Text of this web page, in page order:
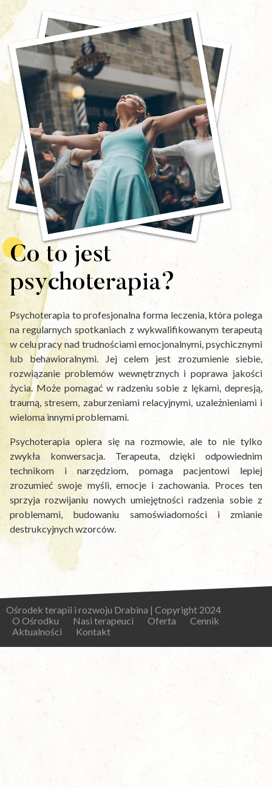
Co to jest
psychoterapia?
Psychoterapia to profesjonalna forma leczenia, która polega
na regularnych spotkaniach z wykwalifikowanym terapeutą
w celu pracy nad trudnościami emocjonalnymi, psychicznymi
lub behawioralnymi. Jej celem jest zrozumienie siebie,
rozwiązanie problemów wewnętrznych i poprawa jakości
życia. Może pomagać w radzeniu sobie z lękami, depresją,
traumą, stresem, zaburzeniami relacyjnymi, uzależnieniami i
wieloma innymi problemami.
Psychoterapia opiera się na rozmowie, ale to nie tylko
zwykła konwersacja. Terapeuta, dzięki odpowiednim
technikom i narzędziom, pomaga pacjentowi lepiej
zrozumieć swoje myśli, emocje i zachowania. Proces ten
sprzyja rozwijaniu nowych umiejętności radzenia sobie z
problemami, budowaniu samoświadomości i zmianie
destrukcyjnych wzorców.
Ośrodek terapii i rozwoju Drabina | Copyright 2024
O Ośrodku
Nasi terapeuci Oferta
Cennik
Aktualności
Kontakt